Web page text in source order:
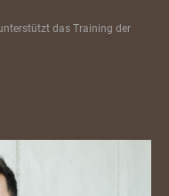
das Training der